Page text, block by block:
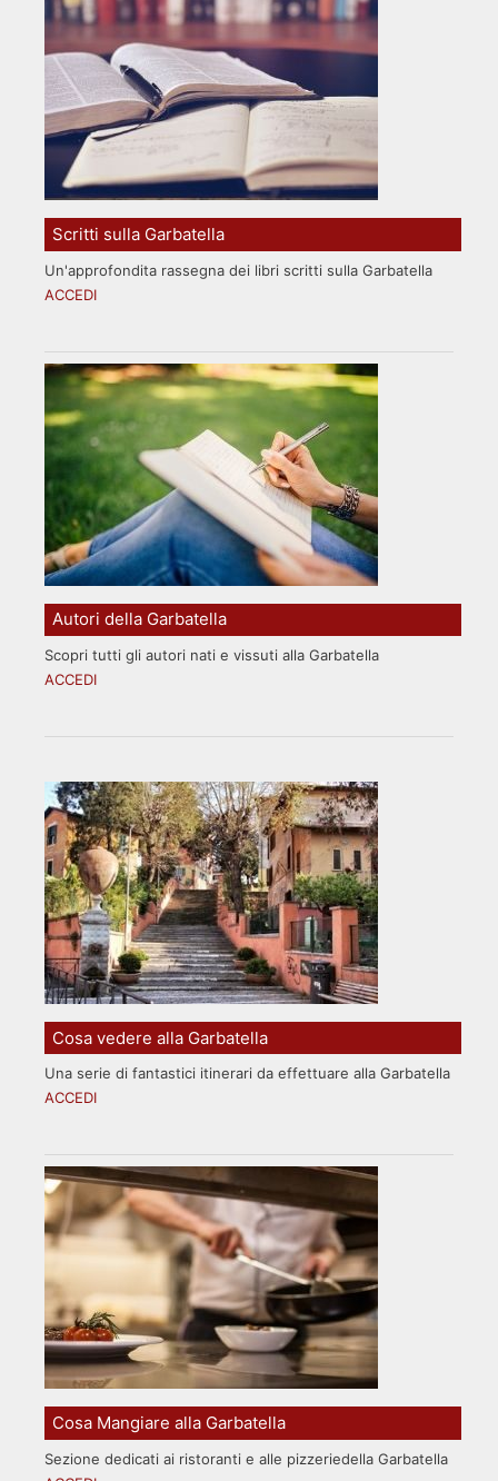
Scritti sulla Garbatella
Un'approfondita rassegna dei libri scritti sulla Garbatella
ACCEDI
Autori della Garbatella
Scopri tutti gli autori nati e vissuti alla Garbatella
ACCEDI
Cosa vedere alla Garbatella
Una serie di fantastici itinerari da effettuare alla Garbatella
ACCEDI
Cosa Mangiare alla Garbatella
Sezione dedicati ai ristoranti e alle pizzeriedella Garbatella